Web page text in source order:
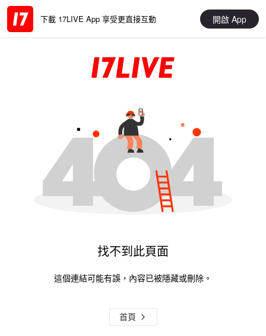
下載 17LIVE App 享受更直接互動 開啟 App
找不到此頁面
這個連結可能有誤，內容已被隱藏或刪除。
首頁